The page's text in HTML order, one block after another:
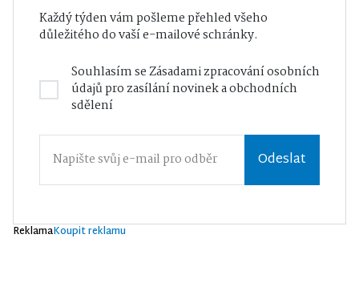
Každý týden vám pošleme přehled všeho
důležitého do vaší e-mailové schránky.
Souhlasím seZásadami zpracování osobních
údajůpro zasílání novinek a obchodních
sdělení
Odeslat
ReklamaKoupit reklamu